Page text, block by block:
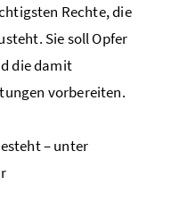
Rechte, die
Sie soll Opfer
die damit
vorbereiten.
– unter